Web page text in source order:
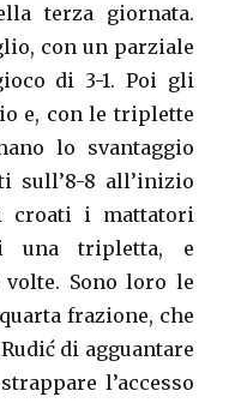
terza giornata.
con un parziale
di 3-1. Poi gli
e, con le triplette
lo svantaggio
sull’8-8 all’inizio
croati i mattatori
una tripletta, e
volte. Sono loro le
frazione, che
di agguantare
l’accesso